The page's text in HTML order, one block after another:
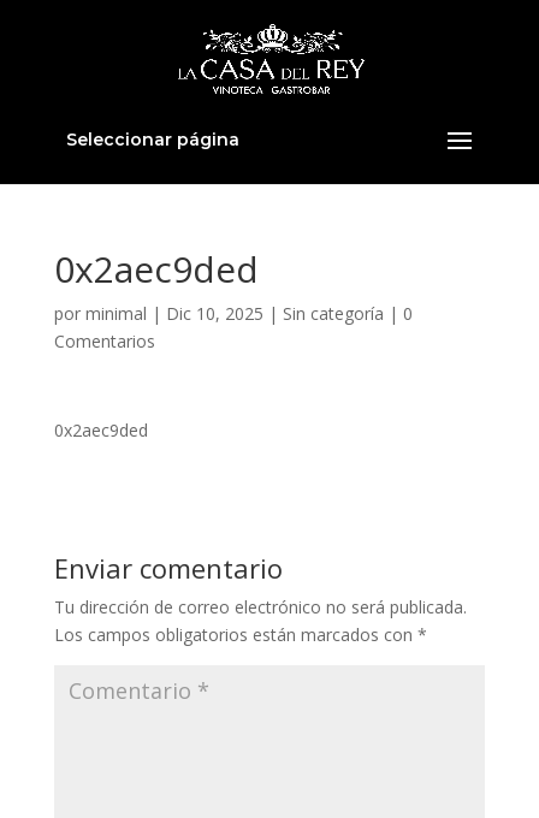
Seleccionar página
0x2aec9ded
por minimal | Dic 10, 2025 | Sin categoría | 0
Comentarios
0x2aec9ded
Enviar comentario
Tu dirección de correo electrónico no será publicada.
Los campos obligatorios están marcados con *